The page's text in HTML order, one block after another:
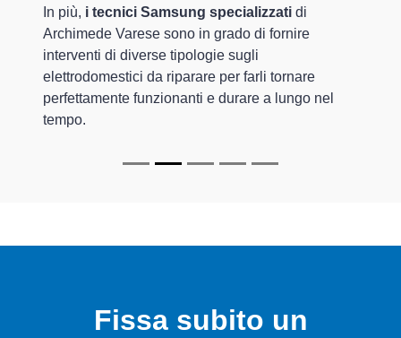
In più, i tecnici Samsung specializzati di
Archimede Varese sono in grado di fornire
interventi di diverse tipologie sugli
elettrodomestici da riparare per farli tornare
perfettamente funzionanti e durare a lungo nel
tempo.
Fissa subito un